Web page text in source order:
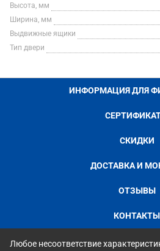
Высота, мм
Ширина, мм
Выдвижные ящики
Тип двери
ИНФОРМАЦИЯ ДЛЯ
СКИДКИ
ДОСТАВКА И
ОТЗЫВЫ
КОНТАКТЫ
Любое несоответствие